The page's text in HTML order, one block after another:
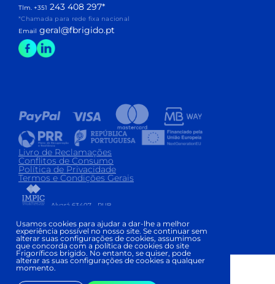
Tlm. +351 243 408 297*
*Chamada para rede fixa nacional
Email geral@fbrigido.pt
Livro de Reclamações
Conflitos de Consumo
Política de Privacidade
Termos e Condições Gerais
Alvará 63407 - PUB
Copyright © FRIGORÍFICOS BRIGIDO 2026 |
Development and Design:
Usamos cookies para ajudar a dar-lhe a melhor
experiência possível no nosso site. Se continuar sem
alterar suas configurações de cookies, assumimos
que concorda com a política de cookies do site
Frigoríficos brigido. No entanto, se quiser, pode
alterar as suas configurações de cookies a qualquer
momento.